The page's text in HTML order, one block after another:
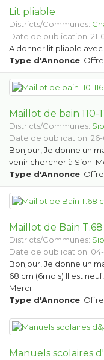
Lit pliable
Districts/Communes:
Date de publication: 21-
A donner lit pliable
Type d'Annonce: Offre
Maillot de bain 110-
Districts/Communes:
Date de publication: 26-
Bonjour, Je donne un
venir chercher à Sion.
Type d'Annonce: Offre
Maillot de Bain
Districts/Communes:
Date de publication:
Bonjour, Je donne un
68 cm (6mois) Il est
Merci
Type d'Annonce: Offre
Manuels scolaires